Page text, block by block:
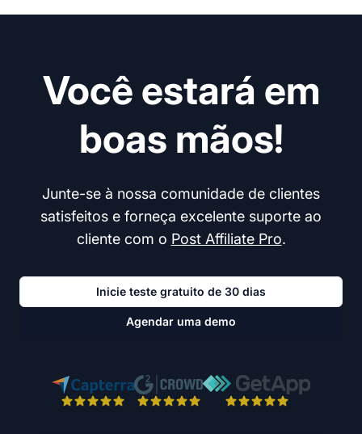
Você estará em
boas mãos!
Junte-se à nossa comunidade de clientes
satisfeitos e forneça excelente suporte ao
cliente com o Post Affiliate Pro.
Inicie teste gratuito de 30 dias
Agendar uma demo